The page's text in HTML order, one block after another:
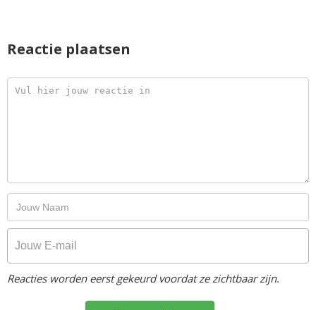
Reactie plaatsen
Reacties worden eerst gekeurd voordat ze zichtbaar zijn.